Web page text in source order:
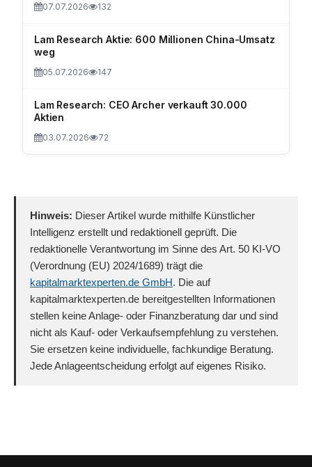
07.07.2026 132
Lam Research Aktie: 600 Millionen China-Umsatz
weg
05.07.2026 147
Lam Research: CEO Archer verkauft 30.000
Aktien
03.07.2026 72
Hinweis: Dieser Artikel wurde mithilfe Künstlicher
Intelligenz erstellt und redaktionell geprüft. Die
redaktionelle Verantwortung im Sinne des Art. 50 KI-VO
(Verordnung (EU) 2024/1689) trägt die
kapitalmarktexperten.de GmbH. Die auf
kapitalmarktexperten.de bereitgestellten Informationen
stellen keine Anlage- oder Finanzberatung dar und sind
nicht als Kauf- oder Verkaufsempfehlung zu verstehen.
Sie ersetzen keine individuelle, fachkundige Beratung.
Jede Anlageentscheidung erfolgt auf eigenes Risiko.